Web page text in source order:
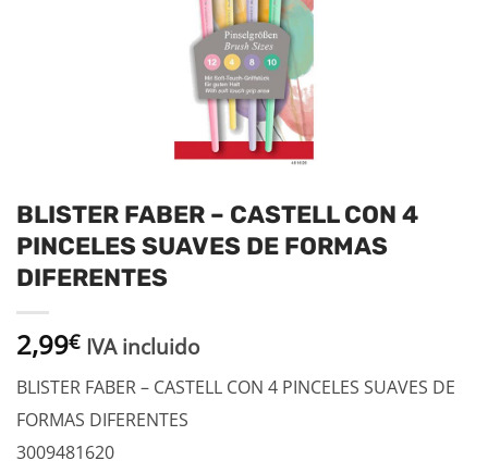
BLISTER FABER – CASTELL CON 4
PINCELES SUAVES DE FORMAS
DIFERENTES
2,99€ IVA incluido
BLISTER FABER – CASTELL CON 4 PINCELES SUAVES DE
FORMAS DIFERENTES
3009481620